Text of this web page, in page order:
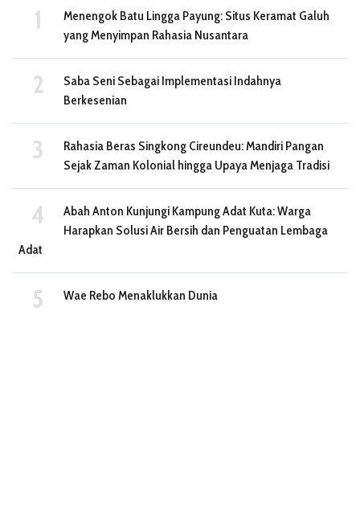
Menengok Batu Lingga Payung: Situs Keramat Galuh
yang Menyimpan Rahasia Nusantara
Saba Seni Sebagai Implementasi Indahnya
Berkesenian
Rahasia Beras Singkong Cireundeu: Mandiri Pangan
Sejak Zaman Kolonial hingga Upaya Menjaga Tradisi
Abah Anton Kunjungi Kampung Adat Kuta: Warga
Harapkan Solusi Air Bersih dan Penguatan Lembaga
Adat
Wae Rebo Menaklukkan Dunia